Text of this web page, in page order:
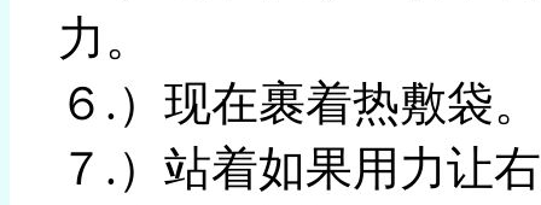
力。
６.）现在裹着热敷袋。
７.）站着如果用力让